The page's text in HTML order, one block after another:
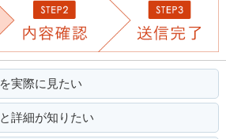
実際に見たい
詳細が知りたい